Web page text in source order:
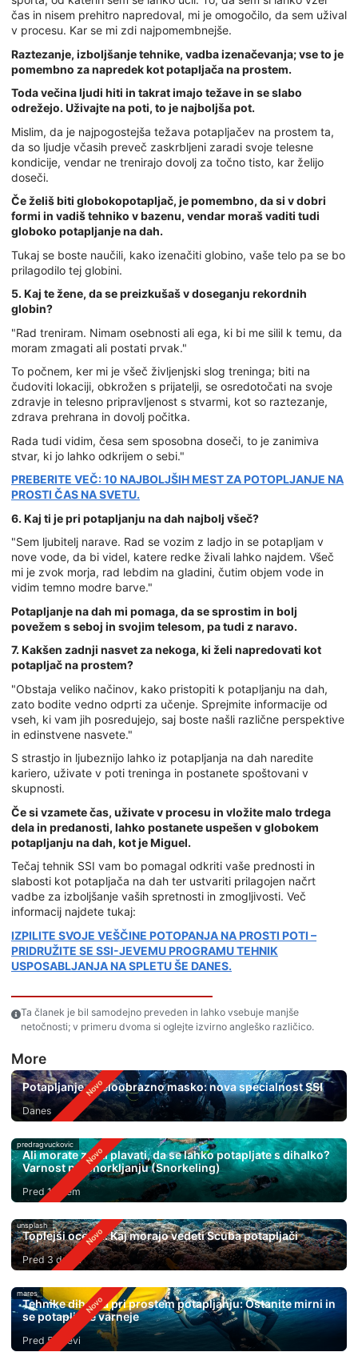
čas in nisem prehitro napredoval, mi je omogočilo, da sem užival
v procesu. Kar se mi zdi najpomembnejše.
Raztezanje, izboljšanje tehnike, vadba izenačevanja; vse to je
pomembno za napredek kot potapljača na prostem.
Toda večina ljudi hiti in takrat imajo težave in se slabo
odrežejo. Uživajte na poti, to je najboljša pot.
Mislim, da je najpogostejša težava potapljačev na prostem ta,
da so ljudje včasih preveč zaskrbljeni zaradi svoje telesne
kondicije, vendar ne trenirajo dovolj za točno tisto, kar želijo
doseči.
Če želiš biti globokopotapljač, je pomembno, da si v dobri
formi in vadiš tehniko v bazenu, vendar moraš vaditi tudi
globoko potapljanje na dah.
Tukaj se boste naučili, kako izenačiti globino, vaše telo pa se bo
prilagodilo tej globini.
5. Kaj te žene, da se preizkušaš v doseganju rekordnih
globin?
"Rad treniram. Nimam osebnosti ali ega, ki bi me silil k temu, da
moram zmagati ali postati prvak."
To počnem, ker mi je všeč življenjski slog treninga; biti na
čudoviti lokaciji, obkrožen s prijatelji, se osredotočati na svoje
zdravje in telesno pripravljenost s stvarmi, kot so raztezanje,
zdrava prehrana in dovolj počitka.
Rada tudi vidim, česa sem sposobna doseči, to je zanimiva
stvar, ki jo lahko odkrijem o sebi."
PREBERITE VEČ: 10 NAJBOLJŠIH MEST ZA POTOPLJANJE NA
PROSTI ČAS NA SVETU.
6. Kaj ti je pri potapljanju na dah najbolj všeč?
"Sem ljubitelj narave. Rad se vozim z ladjo in se potapljam v
nove vode, da bi videl, katere redke živali lahko najdem. Všeč
mi je zvok morja, rad lebdim na gladini, čutim objem vode in
vidim temno modre barve."
Potapljanje na dah mi pomaga, da se sprostim in bolj
povežem s seboj in svojim telesom, pa tudi z naravo.
7. Kakšen zadnji nasvet za nekoga, ki želi napredovati kot
potapljač na prostem?
"Obstaja veliko načinov, kako pristopiti k potapljanju na dah,
zato bodite vedno odprti za učenje. Sprejmite informacije od
vseh, ki vam jih posredujejo, saj boste našli različne perspektive
in edinstvene nasvete."
S strastjo in ljubeznijo lahko iz potapljanja na dah naredite
kariero, uživate v poti treninga in postanete spoštovani v
skupnosti.
Če si vzamete čas, uživate v procesu in vložite malo trdega
dela in predanosti, lahko postanete uspešen v globokem
potapljanju na dah, kot je Miguel.
Tečaj tehnik SSI vam bo pomagal odkriti vaše prednosti in
slabosti kot potapljača na dah ter ustvariti prilagojen načrt
vadbe za izboljšanje vaših spretnosti in zmogljivosti. Več
informacij najdete tukaj:
IZPILITE SVOJE VEŠČINE POTOPANJA NA PROSTI POTI –
PRIDRUŽITE SE SSI-JEVEMU PROGRAMU TEHNIK
USPOSABLJANJA NA SPLETU ŠE DANES.
Ta članek je bil samodejno preveden in lahko vsebuje manjše
netočnosti; v primeru dvoma si oglejte izvirno angleško različico.
More
Potapljanje s celoobrazno masko: nova specialnost SSI
Danes
predragvuckovic
Ali morate znati plavati, da se lahko potapljate s dihalko?
Varnost pri Snorkljanju (Snorkeling)
Pred 1 dnem
unsplash
Toplejši oceani: Kaj morajo vedeti Scuba potapljači
Pred 3 dnevi
mares
Tehnike dihanja pri prostem potapljanju: Ostanite mirni in
se potapljajte varneje
Pred 5 dnevi